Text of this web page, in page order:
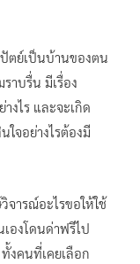
ตย์เป็นบ้านของตน
าบรื่น มีเรื่อง
งไร และจะเกิด
จอย่างไรต้องมี
ารณ์อะไรขอให้ใช้
องโดนด่าฟรีไป
งคนที่เคยเลือก